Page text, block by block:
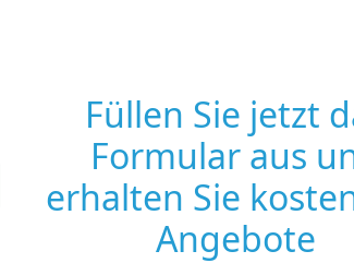
Füllen Sie jetzt
Formular aus
erhalten Sie
Angebote